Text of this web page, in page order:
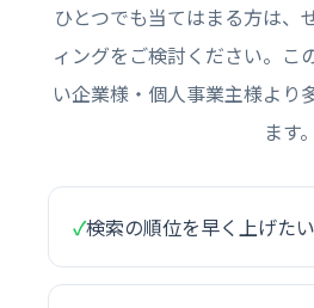
ひとつでも当てはまる方は、
ィングをご検討ください。こ
い企業様・個人事業主様より
ます。
✓検索の順位を早く上げたい